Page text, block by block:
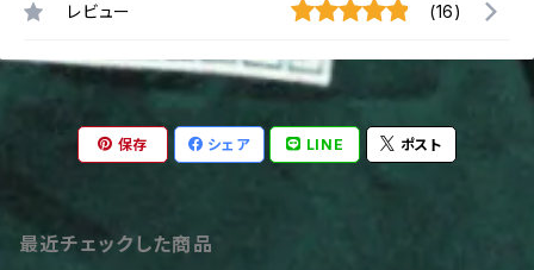
レビュー (16)
保存 シェア LINE ポスト
最近チェックした商品